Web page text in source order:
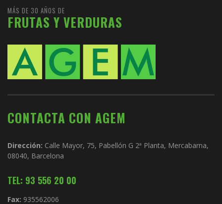
MÁS DE 30 AÑOS DE
FRUTAS Y VERDURAS
CONTACTA CON AGEM
Dirección: Calle Mayor, 75, Pabellón G 2ª Planta, Mercabarna,
08040, Barcelona
TEL: 93 556 20 00
Fax: 935562006